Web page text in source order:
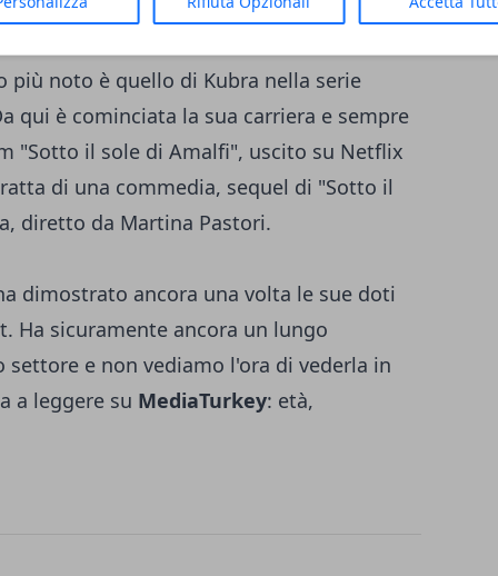
nel cinema nel 2021, recitando in
più noto è quello di Kubra nella serie
qui è cominciata la sua carriera e sempre
"Sotto il sole di Amalfi", uscito su Netflix
di una commedia, sequel di "Sotto il
diretto da Martina Pastori.
dimostrato ancora una volta le sue doti
Ha sicuramente ancora un lungo
e non vediamo l'ora di vederla in
a leggere su MediaTurkey: età,